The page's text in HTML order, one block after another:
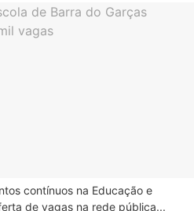
contínuos na Educação e
de vagas na rede pública...